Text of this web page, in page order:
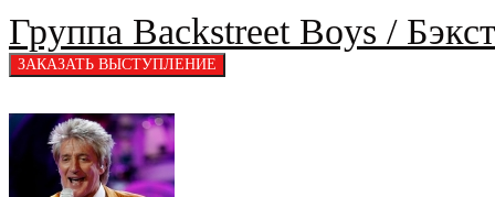
Группа Backstreet Boys /